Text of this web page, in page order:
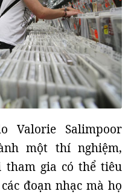
Valorie Salimpoor
một thí nghiệm,
tham gia có thể tiêu
đoạn nhạc mà họ